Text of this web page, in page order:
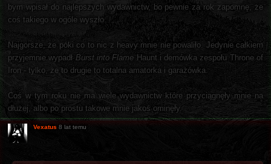
bym wpisał do najlepszych wydawnictw, bo pewnie za rok zapomnę, że
coś takiego w ogóle wyszło.
Najgorsze, że póki co to nic z heavy mnie nie powaliło. Jedynie całkiem
przyjemnie wypadł Burst into Flame Haunt i demówka zespołu Throne of
Iron - tylko, że to drugie to totalna amatorka i garażówka.
Coś w tym roku nie ma wiele wydawnictw które przyciągnęły mnie na
dłużej, albo po prostu takowe mnie jakoś ominęły.
Vexatus 8 lat temu